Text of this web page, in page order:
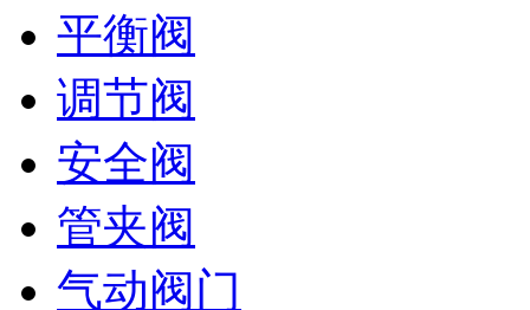
平衡阀
调节阀
安全阀
管夹阀
气动阀门